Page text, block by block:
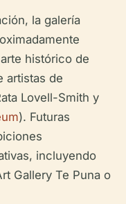
la galería
histórico de
artistas de
Lovell-Smith y
). Futuras
incluyendo
Gallery Te Puna o